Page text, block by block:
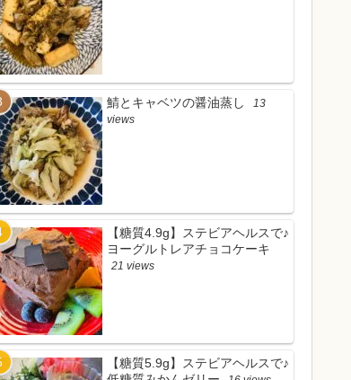
鯖とキャベツの醤油蒸し
13
views
【糖質4.9g】ステビアヘルスで♪
ヨーグルトレアチョコケーキ
21 views
【糖質5.9g】ステビアヘルスで♪